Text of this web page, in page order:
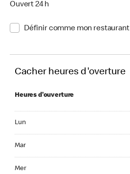
Ouvert 24 h
Définir comme mon restaurant
Cacher heures d'overture
Heures d'ouverture
Lun
Mar
Mer